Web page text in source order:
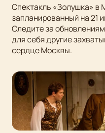
Спектакль «Золушка» в
запланированный на 21
Следите за
для себя другие
сердце Москвы.